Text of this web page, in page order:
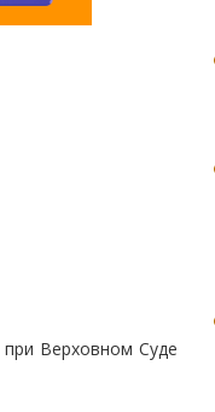
Верховном Суде